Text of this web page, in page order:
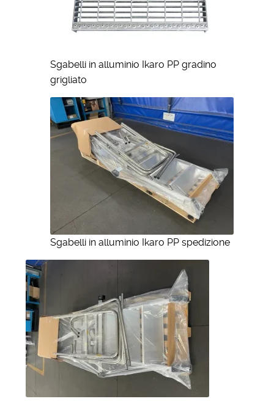
Sgabelli in alluminio Ikaro PP gradino
grigliato
Sgabelli in alluminio Ikaro PP spedizione